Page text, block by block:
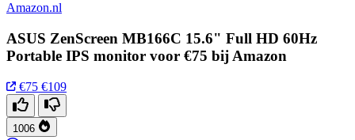
Amazon.nl
ASUS ZenScreen MB166C 15.6" Full HD 60Hz
Portable IPS monitor voor €75 bij Amazon
€75 €109
1006